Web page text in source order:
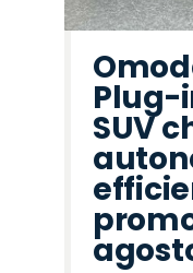
Plug-
SUV